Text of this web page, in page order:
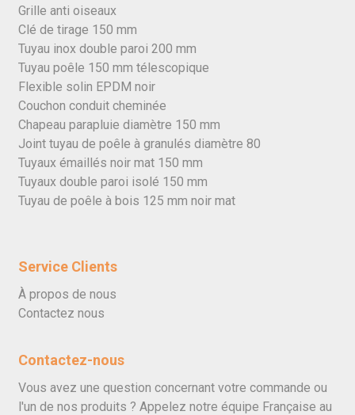
Grille anti oiseaux
Clé de tirage 150 mm
Tuyau inox double paroi 200 mm
Tuyau poêle 150 mm télescopique
Flexible solin EPDM noir
Couchon conduit cheminée
Chapeau parapluie diamètre 150 mm
Joint tuyau de poêle à granulés diamètre 80
Tuyaux émaillés noir mat 150 mm
Tuyaux double paroi isolé 150 mm
Tuyau de poêle à bois 125 mm noir mat
Service Clients
À propos de nous
Contactez nous
Contactez-nous
Vous avez une question concernant votre commande ou
l'un de nos produits ? Appelez notre équipe Française au